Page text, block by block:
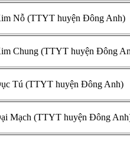
Nỗ (TTYT huyện Đông Anh)
Chung (TTYT huyện Đông
Tú (TTYT huyện Đông Anh)
Mạch (TTYT huyện Đông